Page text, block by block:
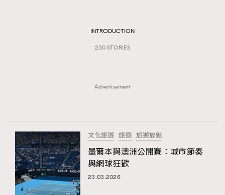
AFrenchMind
DressLikeAParisienne
FigaroBeautyRitual 7
FigaroCeleb 547
FigaroCinéma
FigaroDigitalCover
#FigaroExhibition 群星力撐MF X Leung Mo《See
#FigaroExhibition Wyman 揭曉 Figaro Exhibition
第二站！
INTRODUCTION
230 STORIES
Advertisement
文化旅遊 旅遊 旅遊放鬆
墨爾本與澳洲公開賽：城市節奏
與網球狂歡
23.03.2026